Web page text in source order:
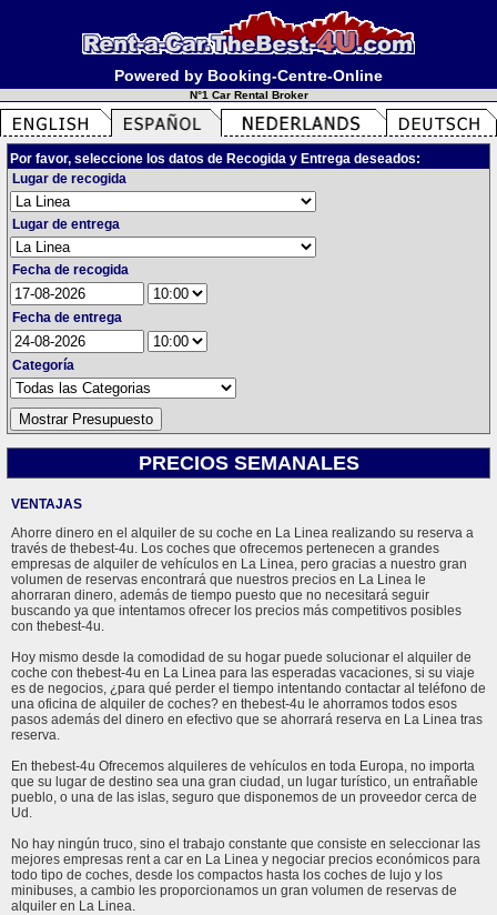
Powered by Booking-Centre-Online
N°1 Car Rental Broker
Por favor, seleccione los datos de Recogida y Entrega deseados:
Lugar de recogida
Lugar de entrega
Fecha de recogida
Fecha de entrega
Categoría
PRECIOS SEMANALES
VENTAJAS
Ahorre dinero en el alquiler de su coche en La Linea realizando su reserva a
través de thebest-4u. Los coches que ofrecemos pertenecen a grandes
empresas de alquiler de vehículos en La Linea, pero gracias a nuestro gran
volumen de reservas encontrará que nuestros precios en La Linea le
ahorraran dinero, además de tiempo puesto que no necesitará seguir
buscando ya que intentamos ofrecer los precios más competitivos posibles
con thebest-4u.
Hoy mismo desde la comodidad de su hogar puede solucionar el alquiler de
coche con thebest-4u en La Linea para las esperadas vacaciones, si su viaje
es de negocios, ¿para qué perder el tiempo intentando contactar al teléfono de
una oficina de alquiler de coches? en thebest-4u le ahorramos todos esos
pasos además del dinero en efectivo que se ahorrará reserva en La Linea tras
reserva.
En thebest-4u Ofrecemos alquileres de vehículos en toda Europa, no importa
que su lugar de destino sea una gran ciudad, un lugar turístico, un entrañable
pueblo, o una de las islas, seguro que disponemos de un proveedor cerca de
Ud.
No hay ningún truco, sino el trabajo constante que consiste en seleccionar las
mejores empresas rent a car en La Linea y negociar precios económicos para
todo tipo de coches, desde los compactos hasta los coches de lujo y los
minibuses, a cambio les proporcionamos un gran volumen de reservas de
alquiler en La Linea.